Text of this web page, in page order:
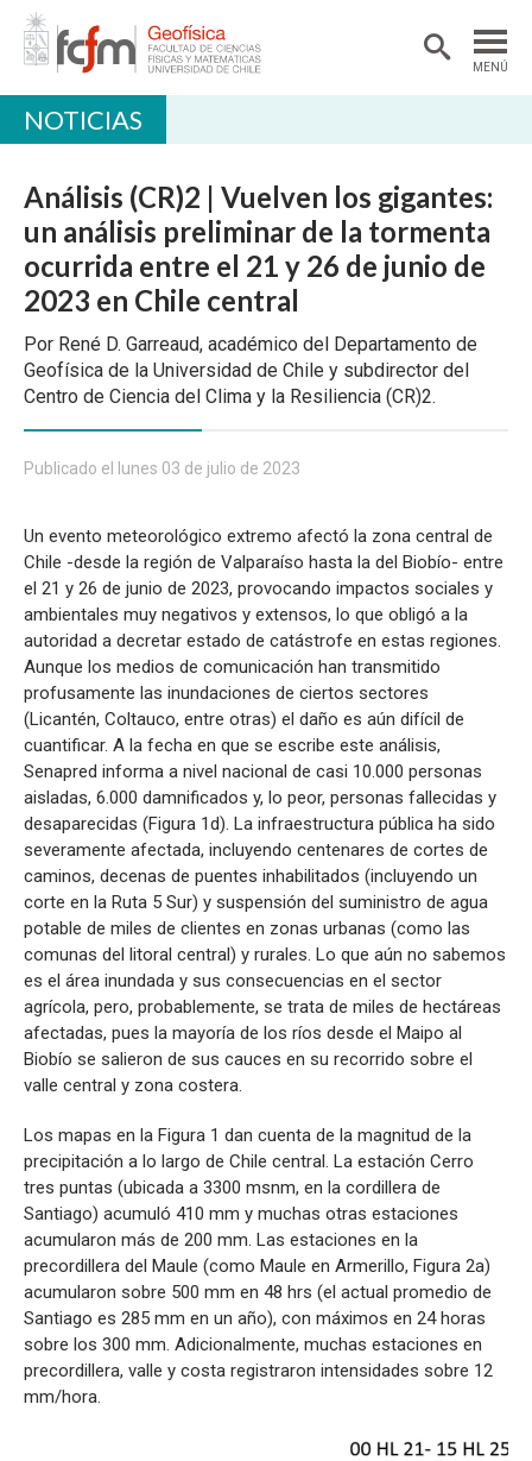
MENÚ
DOCENCIA
INVESTIGACIÓN
EXTENSIÓN
BIBLIOTECA
LABORATORIOS
Sismología
NOTICIAS
Análisis (CR)2 | Vuelven los gigantes:
un análisis preliminar de la tormenta
ocurrida entre el 21 y 26 de junio de
2023 en Chile central
Por René D. Garreaud, académico del Departamento de
Geofísica de la Universidad de Chile y subdirector del
Centro de Ciencia del Clima y la Resiliencia (CR)2.
Publicado el lunes 03 de julio de 2023
Un evento meteorológico extremo afectó la zona central de
Chile -desde la región de Valparaíso hasta la del Biobío- entre
el 21 y 26 de junio de 2023, provocando impactos sociales y
ambientales muy negativos y extensos, lo que obligó a la
autoridad a decretar estado de catástrofe en estas regiones.
Aunque los medios de comunicación han transmitido
profusamente las inundaciones de ciertos sectores
(Licantén, Coltauco, entre otras) el daño es aún difícil de
cuantificar. A la fecha en que se escribe este análisis,
Senapred informa a nivel nacional de casi 10.000 personas
aisladas, 6.000 damnificados y, lo peor, personas fallecidas y
desaparecidas (Figura 1d). La infraestructura pública ha sido
severamente afectada, incluyendo centenares de cortes de
caminos, decenas de puentes inhabilitados (incluyendo un
corte en la Ruta 5 Sur) y suspensión del suministro de agua
potable de miles de clientes en zonas urbanas (como las
comunas del litoral central) y rurales. Lo que aún no sabemos
es el área inundada y sus consecuencias en el sector
agrícola, pero, probablemente, se trata de miles de hectáreas
afectadas, pues la mayoría de los ríos desde el Maipo al
Biobío se salieron de sus cauces en su recorrido sobre el
valle central y zona costera.
Los mapas en la Figura 1 dan cuenta de la magnitud de la
precipitación a lo largo de Chile central. La estación Cerro
tres puntas (ubicada a 3300 msnm, en la cordillera de
Santiago) acumuló 410 mm y muchas otras estaciones
acumularon más de 200 mm. Las estaciones en la
precordillera del Maule (como Maule en Armerillo, Figura 2a)
acumularon sobre 500 mm en 48 hrs (el actual promedio de
Santiago es 285 mm en un año), con máximos en 24 horas
sobre los 300 mm. Adicionalmente, muchas estaciones en
precordillera, valle y costa registraron intensidades sobre 12
mm/hora.